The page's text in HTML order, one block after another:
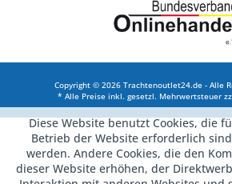
Copyright © 2026 Trachtenoutlet24.de - Alle
* Alle Preise inkl. gesetzl. Mehrwertsteuer
Diese Website benutzt Cookies, die
Betrieb der Website erforderlich
werden. Andere Cookies, die den
dieser Website erhöhen, der